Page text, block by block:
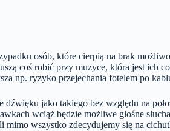
osób, które cierpią na brak
coś robić przy muzyce, która jest ich
np. ryzyko przejechania fotelem po
jako takiego bez względu na
wciąż będzie możliwe głośne
mimo wszystko zdecydujemy się na